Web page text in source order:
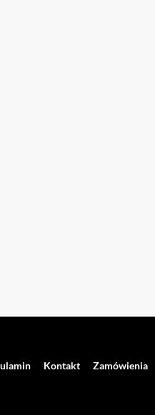
Kontakt Zamówienia